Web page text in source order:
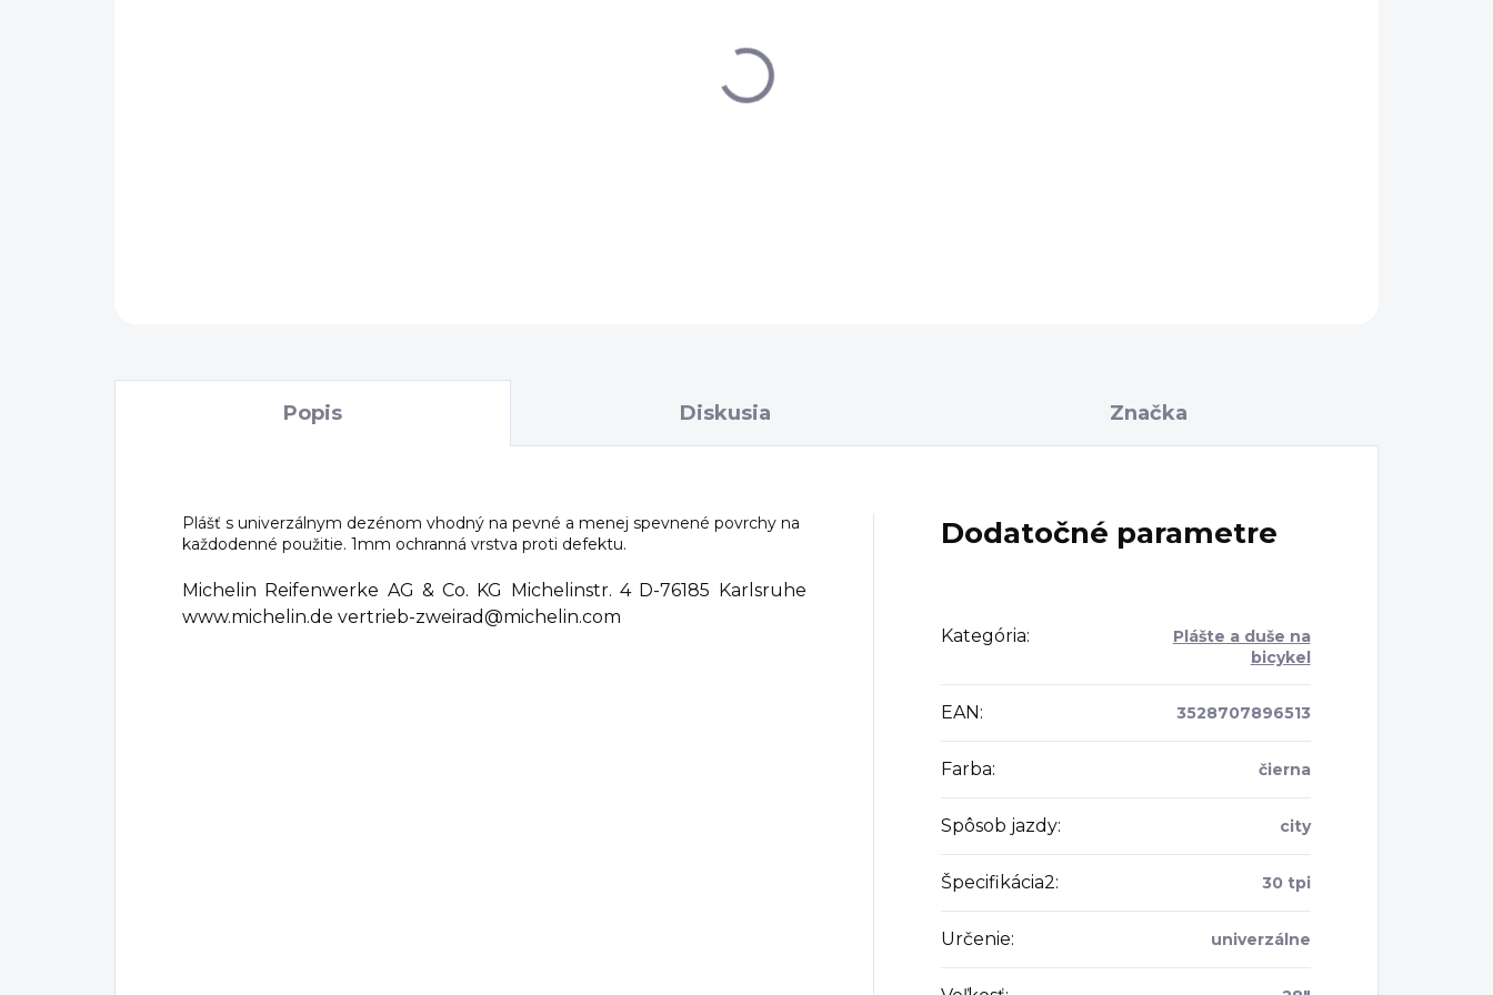
Popis Diskusia Značka
Plášť s univerzálnym dezénom vhodný na pevné a menej spevnené povrchy na
každodenné použitie. 1mm ochranná vrstva proti defektu.
Michelin Reifenwerke AG & Co. KG Michelinstr. 4 D-76185 Karlsruhe
www.michelin.de vertrieb-zweirad@michelin.com
Dodatočné parametre
Kategória:
Plášte a duše na
bicykel
EAN : 3528707896513
Farba: čierna
Spôsob jazdy: city
Špecifikácia2: 30 tpi
Určenie: univerzálne